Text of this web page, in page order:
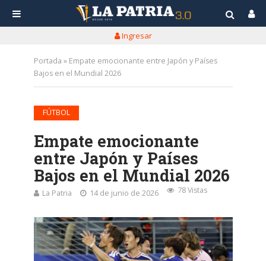
Ingresar
Portada » Empate emocionante entre Japón y Países
Bajos en el Mundial 2026
FÚTBOL
Empate emocionante
entre Japón y Países
Bajos en el Mundial 2026
La Patria 14 de junio de 2026 78 Vistas